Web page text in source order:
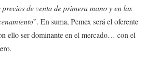
de venta de primera mano y en las
”. En suma, Pemex será el oferente
ello ser dominante en el mercado… con el